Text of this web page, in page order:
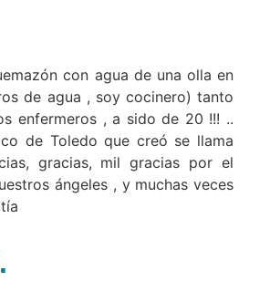
con agua de una olla en
de agua , soy cocinero) tanto
enfermeros , a sido de 20 !!! ..
de Toledo que creó se llama
gracias, mil gracias por el
ángeles , y muchas veces